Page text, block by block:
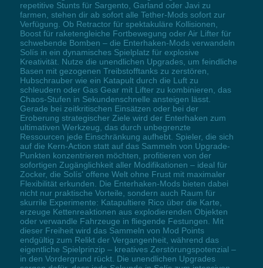
repetitive Stunts für Sargento, Garland oder Javi zu
farmen, stehen dir ab sofort alle Tether-Mods sofort zur
Verfügung. Ob Retractor für spektakuläre Kollisionen,
Boost für raketengleiche Fortbewegung oder Air Lifter für
schwebende Bomben – die Enterhaken-Mods verwandeln
Solís in ein dynamisches Spielplatz für explosive
Kreativität. Nutze die unendlichen Upgrades, um feindliche
Basen mit gezogenen Treibstofftanks zu zerstören,
Hubschrauber wie ein Katapult durch die Luft zu
schleudern oder Gas Gear mit Lifter zu kombinieren, das
Chaos-Stufen in Sekundenschnelle ansteigen lässt.
Gerade bei zeitkritischen Einsätzen oder bei der
Eroberung strategischer Ziele wird der Enterhaken zum
ultimativen Werkzeug, das durch unbegrenzte
Ressourcen jede Einschränkung aufhebt. Spieler, die sich
auf die Kern-Action statt auf das Sammeln von Upgrade-
Punkten konzentrieren möchten, profitieren von der
sofortigen Zugänglichkeit aller Modifikationen – ideal für
Zocker, die Solís' offene Welt ohne Frust mit maximaler
Flexibilität erkunden. Die Enterhaken-Mods bieten dabei
nicht nur praktische Vorteile, sondern auch Raum für
skurrile Experimente: Katapultiere Rico über die Karte,
erzeuge Kettenreaktionen aus explodierenden Objekten
oder verwandle Fahrzeuge in fliegende Festungen. Mit
dieser Freiheit wird das Sammeln von Mod Points
endgültig zum Relikt der Vergangenheit, während das
eigentliche Spielprinzip – kreatives Zerstörungspotenzial –
in den Vordergrund rückt. Die unendlichen Upgrades